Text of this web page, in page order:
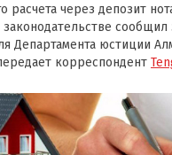
расчета через депозит
сообщил
Департамента юстиции
корреспондент